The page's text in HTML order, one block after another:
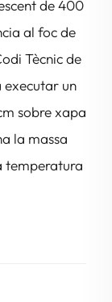
de 400
al foc de
Tècnic de
executar un
sobre xapa
la massa
temperatura